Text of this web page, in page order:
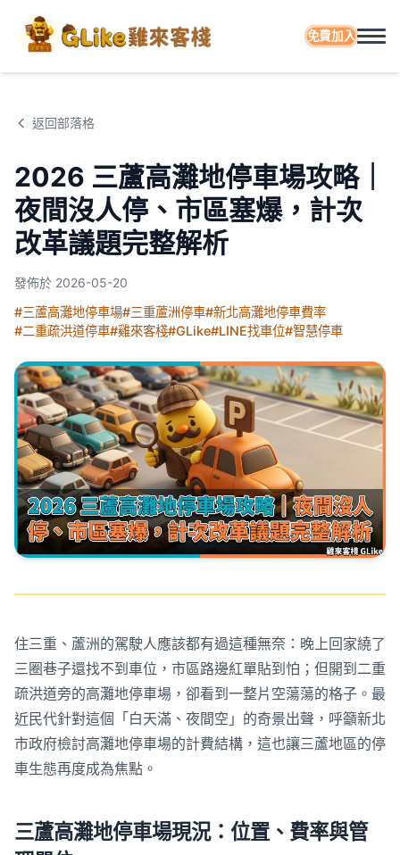
免費加入
返回部落格
2026 三蘆高灘地停車場攻略｜
夜間沒人停、市區塞爆，計次
改革議題完整解析
發佈於 2026-05-20
#三蘆高灘地停車場#三重蘆洲停車#新北高灘地停車費率
#二重疏洪道停車#雞來客棧#GLike#LINE找車位#智慧停車
住三重、蘆洲的駕駛人應該都有過這種無奈：晚上回家繞了
三圈巷子還找不到車位，市區路邊紅單貼到怕；但開到二重
疏洪道旁的高灘地停車場，卻看到一整片空蕩蕩的格子。最
近民代針對這個「白天滿、夜間空」的奇景出聲，呼籲新北
市政府檢討高灘地停車場的計費結構，這也讓三蘆地區的停
車生態再度成為焦點。
三蘆高灘地停車場現況：位置、費率與管